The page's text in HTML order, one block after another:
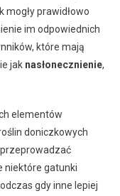
prawidłowo
im odpowiednich
które mają
jak nasłonecznienie,
elementów
doniczkowych
niektóre gatunki
gdy inne lepiej